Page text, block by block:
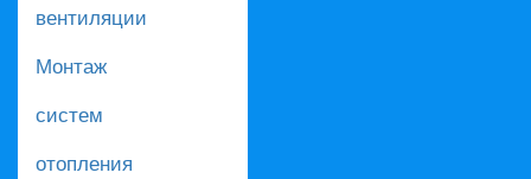
вентиляции
Монтаж
систем
отопления